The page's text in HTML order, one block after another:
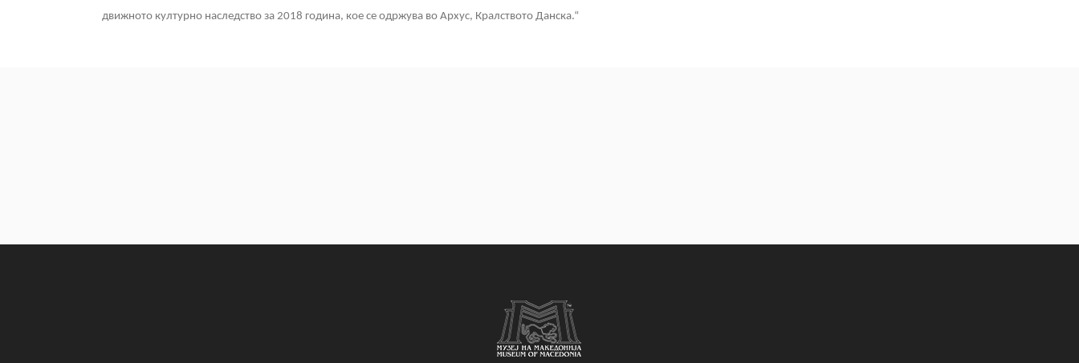
движното културно наследство за 2018 година, кое се одржува во Архус, Кралството Данска.“